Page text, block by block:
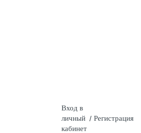
Вход в
личный
кабинет
/ Регистрация